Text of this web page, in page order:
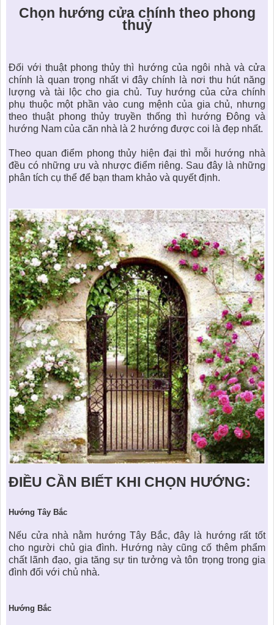
BẮC
THƯ VIỆN PHÁP LUẬT
KIẾN TRÚC & PHONG THUỶ
TIN TỨC CÔNG TY
LIÊN HỆ
Chọn hướng cửa chính theo phong
thuỷ
Đối với thuật phong thủy thì hướng của ngôi nhà và cửa
chính là quan trọng nhất vi đây chính là nơi thu hút năng
lượng và tài lộc cho gia chủ. Tuy hướng của cửa chính
phụ thuộc một phần vào cung mệnh của gia chủ, nhưng
theo thuật phong thủy truyền thống thì hướng Đông và
hướng Nam của căn nhà là 2 hướng được coi là đẹp nhất.
Theo quan điểm phong thủy hiện đạithì mỗi hướng nhà
đều có những ưu và nhược điểm riêng. Sau đây là những
phân tích cụ thể để bạn tham khảo và quyết định.
ĐIỀU CẦN BIẾT KHI CHỌN HƯỚNG:
Hướng Tây Bắc
Nếu cửa nhà nằm hướng Tây Bắc, đây là hướng rất tốt
cho người chủ gia đình. Hướng này cũng cố thêm phẩm
chất lãnh đạo, gia tăng sự tin tưởng và tôn trọng trong gia
đình đối với chủ nhà.
Hướng Bắc